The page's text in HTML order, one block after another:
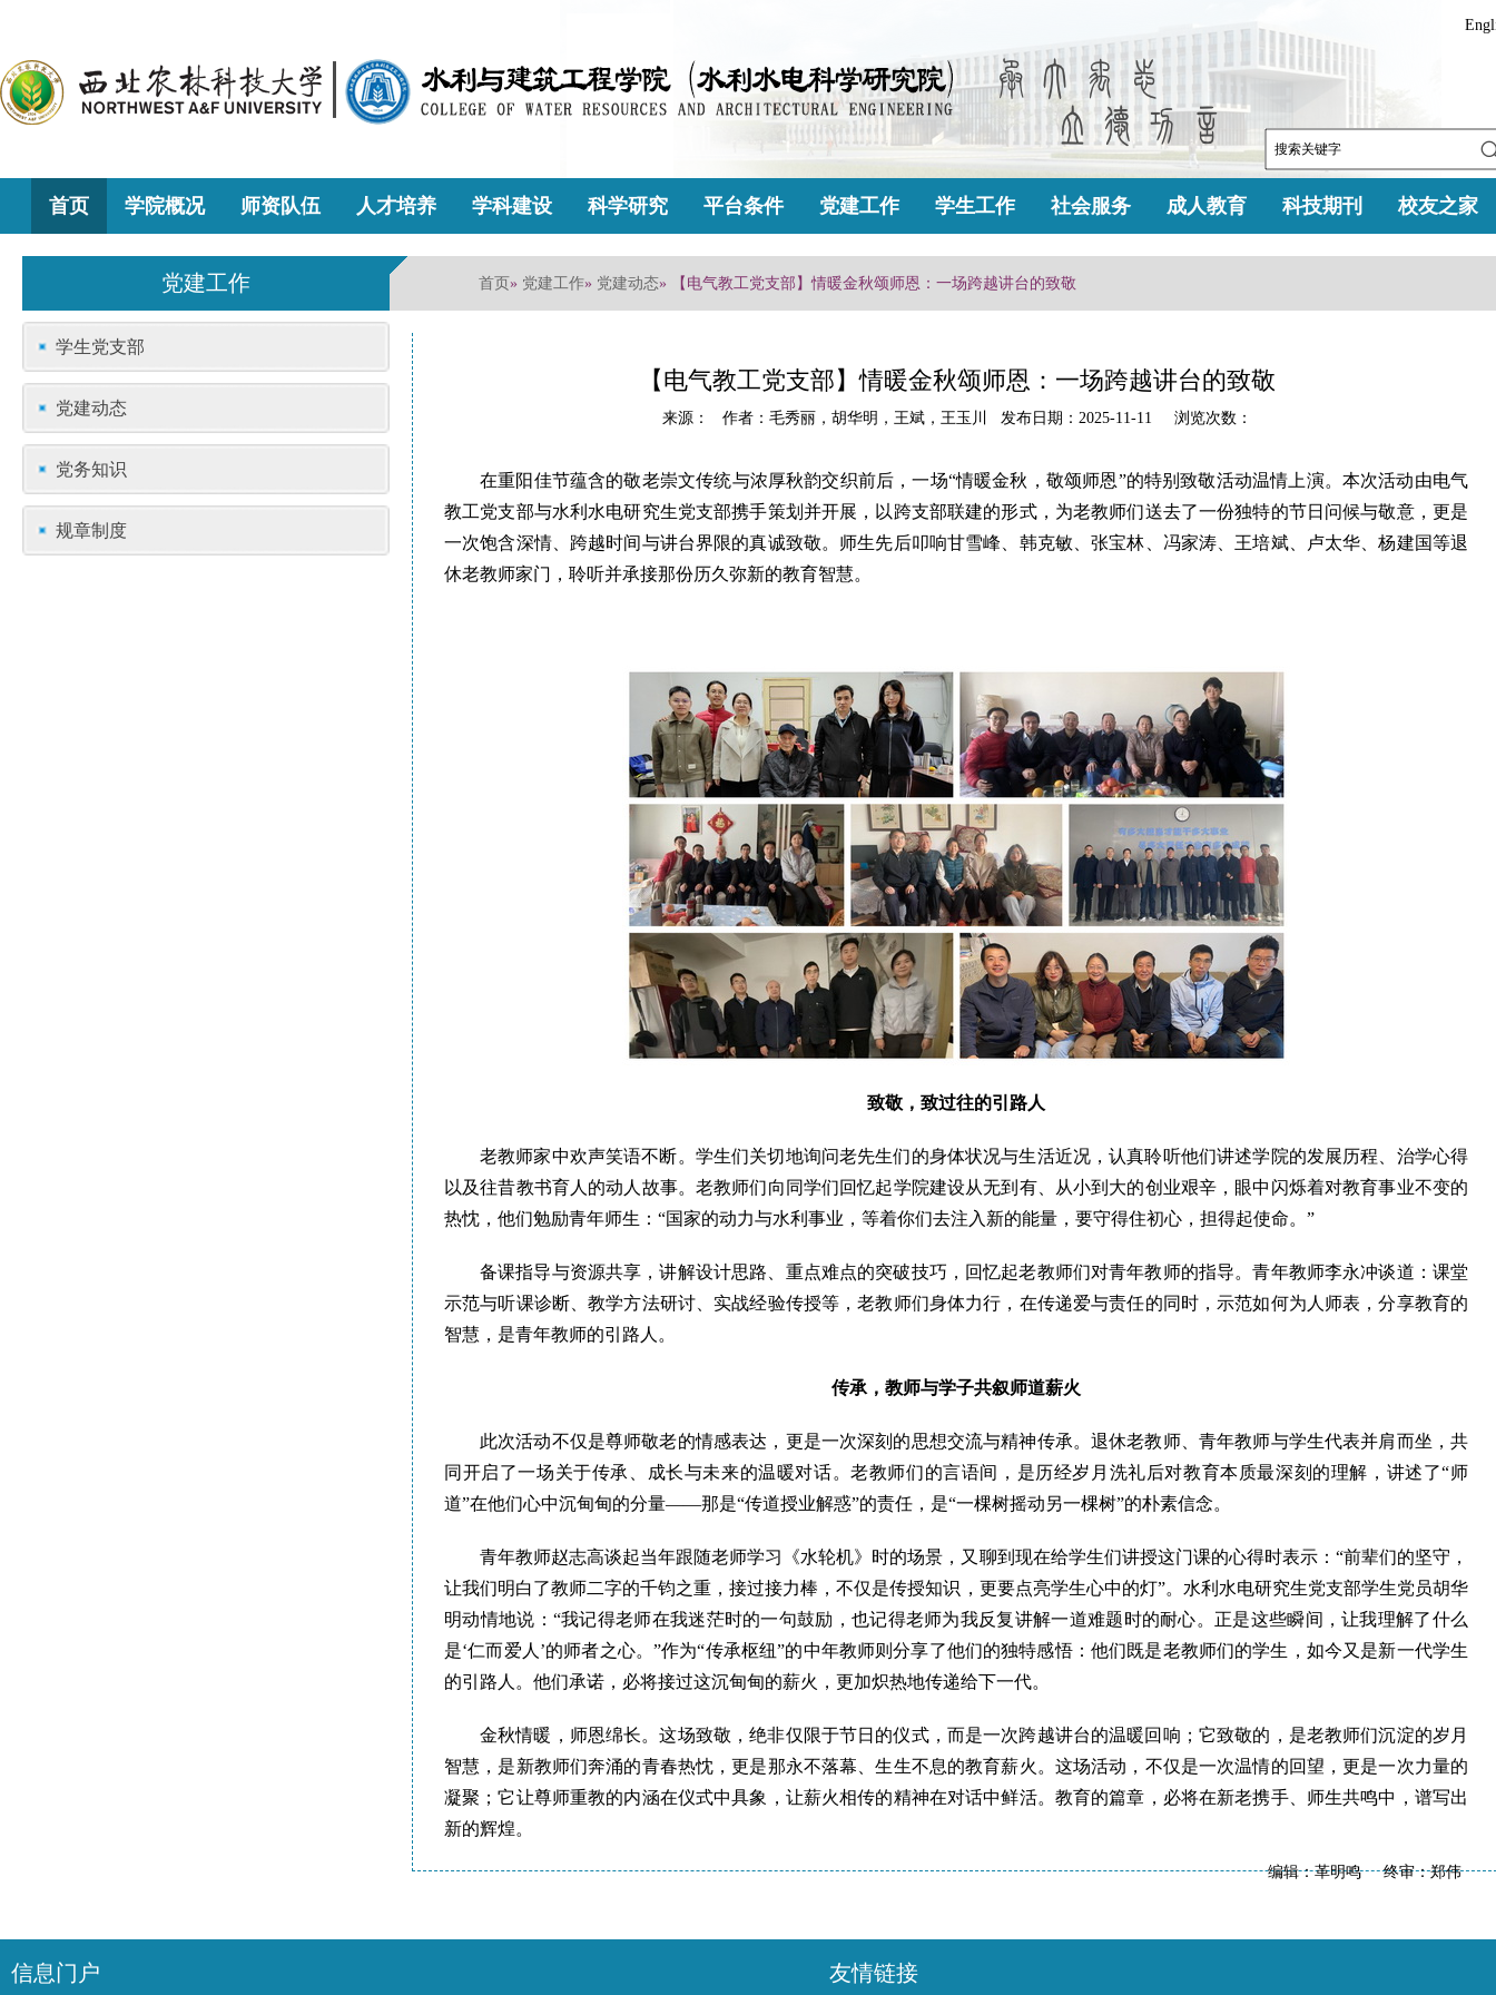
首页 学院概况 师资队伍 人才培养 学科建设 科学研究 平台条件 党建工作 学生工作 社会服务 成人教育 科技期刊 校友之家
党建工作 首页 » 党建工作» 党建动态» 【电气教工党支部】情暖金秋颂师恩：一场跨越讲台的致敬
学生党支部
党建动态
党务知识
规章制度
【电气教工党支部】情暖金秋颂师恩：一场跨越讲台的致敬
来源： 作者：毛秀丽，胡华明，王斌，王玉川 发布日期：2025-11-11 浏览次数：
在重阳佳节蕴含的敬老崇文传统与浓厚秋韵交织前后，一场“情暖金秋，敬颂师恩”的特别致敬活动温情上演。本次活动由电气
教工党支部与水利水电研究生党支部携手策划并开展，以跨支部联建的形式，为老教师们送去了一份独特的节日问候与敬意，更是
一次饱含深情、跨越时间与讲台界限的真诚致敬。师生先后叩响甘雪峰、韩克敏、张宝林、冯家涛、王培斌、卢太华、杨建国等退
休老教师家门，聆听并承接那份历久弥新的教育智慧。
致敬，致过往的引路人
老教师家中欢声笑语不断。学生们关切地询问老先生们的身体状况与生活近况，认真聆听他们讲述学院的发展历程、治学心得
以及往昔教书育人的动人故事。老教师们向同学们回忆起学院建设从无到有、从小到大的创业艰辛，眼中闪烁着对教育事业不变的
热忱，他们勉励青年师生：“国家的动力与水利事业，等着你们去注入新的能量，要守得住初心，担得起使命。”
备课指导与资源共享，讲解设计思路、重点难点的突破技巧，回忆起老教师们对青年教师的指导。青年教师李永冲谈道：课堂
示范与听课诊断、教学方法研讨、实战经验传授等，老教师们身体力行，在传递爱与责任的同时，示范如何为人师表，分享教育的
智慧，是青年教师的引路人。
传承，教师与学子共叙师道薪火
此次活动不仅是尊师敬老的情感表达，更是一次深刻的思想交流与精神传承。退休老教师、青年教师与学生代表并肩而坐，共
同开启了一场关于传承、成长与未来的温暖对话。老教师们的言语间，是历经岁月洗礼后对教育本质最深刻的理解，讲述了“师
道”在他们心中沉甸甸的分量——那是“传道授业解惑”的责任，是“一棵树摇动另一棵树”的朴素信念。
青年教师赵志高谈起当年跟随老师学习《水轮机》时的场景，又聊到现在给学生们讲授这门课的心得时表示：“前辈们的坚守，
让我们明白了教师二字的千钧之重，接过接力棒，不仅是传授知识，更要点亮学生心中的灯”。水利水电研究生党支部学生党员胡华
明动情地说：“我记得老师在我迷茫时的一句鼓励，也记得老师为我反复讲解一道难题时的耐心。正是这些瞬间，让我理解了什么
是‘仁而爱人’的师者之心。”作为“传承枢纽”的中年教师则分享了他们的独特感悟：他们既是老教师们的学生，如今又是新一代学生
的引路人。他们承诺，必将接过这沉甸甸的薪火，更加炽热地传递给下一代。
金秋情暖，师恩绵长。这场致敬，绝非仅限于节日的仪式，而是一次跨越讲台的温暖回响；它致敬的，是老教师们沉淀的岁月
智慧，是新教师们奔涌的青春热忱，更是那永不落幕、生生不息的教育薪火。这场活动，不仅是一次温情的回望，更是一次力量的
凝聚；它让尊师重教的内涵在仪式中具象，让薪火相传的精神在对话中鲜活。教育的篇章，必将在新老携手、师生共鸣中，谱写出
新的辉煌。
编辑：革明鸣 终审：郑伟
信息门户 友情链接